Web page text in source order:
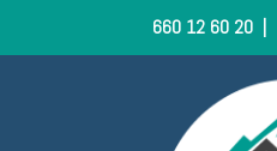
660 12 60 20